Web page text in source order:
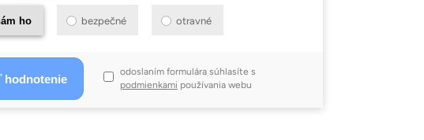
ho bezpečné otravné
odoslaním formulára súhlasíte s
podmienkami používania webu